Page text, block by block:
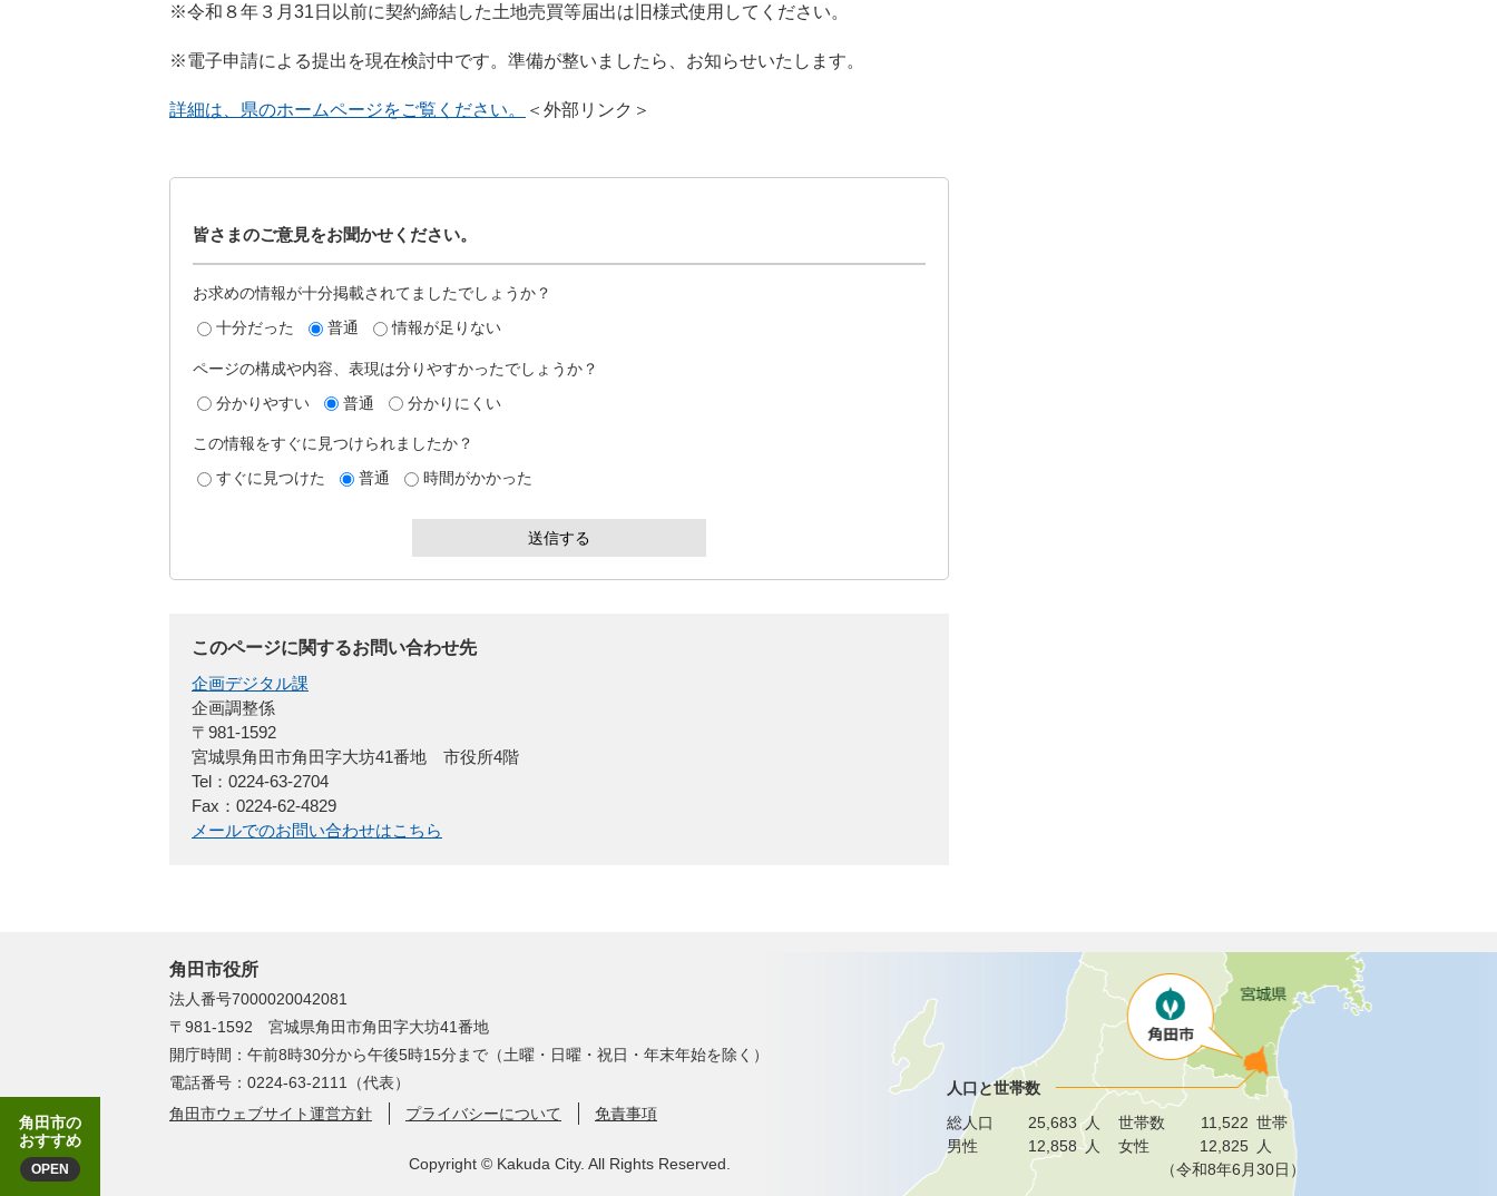
※令和８年３月31日以前に契約締結した土地売買等届出は旧様式使用してください。
※電子申請による提出を現在検討中です。準備が整いましたら、お知らせいたします。
詳細は、県のホームページをご覧ください。 ＜外部リンク＞
皆さまのご意見をお聞かせください。
お求めの情報が十分掲載されてましたでしょうか？
十分だった
普通 情報が足りない
ページの構成や内容、表現は分りやすかったでしょうか？
分かりやすい
普通 分かりにくい
この情報をすぐに見つけられましたか？
すぐに見つけた
普通 時間がかかった
このページに関するお問い合わせ先
企画デジタル課
企画調整係
〒981-1592
宮城県角田市角田字大坊41番地 市役所4階
Tel：0224-63-2704
Fax：0224-62-4829
メールでのお問い合わせはこちら
角田市役所
法人番号7000020042081
〒981-1592 宮城県角田市角田字大坊41番地
開庁時間：午前8時30分から午後5時15分まで（土曜・日曜・祝日・年末年始を除く）
電話番号：0224-63-2111（代表）
角田市ウェブサイト運営方針
プライバシーについて 免責事項
Copyright © Kakuda City. All Rights Reserved.
人口と世帯数
総人口
25,683 人 世帯数 11,522 世帯
男性
12,858 人 女性 12,825
人
（令和8年6月30日）
角田市の
おすすめ